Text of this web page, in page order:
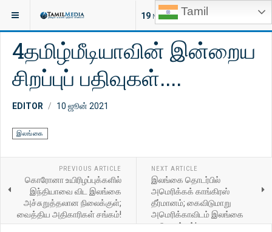
Tamil
19 NEW ARTICLES
இருக்குமிடம்: செய்திகள்
4தமிழ்மீடியாவின் இன்றைய
சிறப்புப் பதிவுகள்....
EDITOR 10 ஜூன் 2021
இலங்கை
PREVIOUS ARTICLE
கொரோனா உயிரிழப்புக்களில்
இந்தியாவை விட இலங்கை
அச்சுறுத்தலான நிலைக்குள்;
வைத்திய அதிகாரிகள் சங்கம்!
NEXT ARTICLE
இலங்கை தொடர்பில்
அமெரிக்கக் காங்கிரஸ்
தீர்மானம்; கைவிடுமாறு
அமெரிக்காவிடம் இலங்கை
வலியுறுத்தல்!